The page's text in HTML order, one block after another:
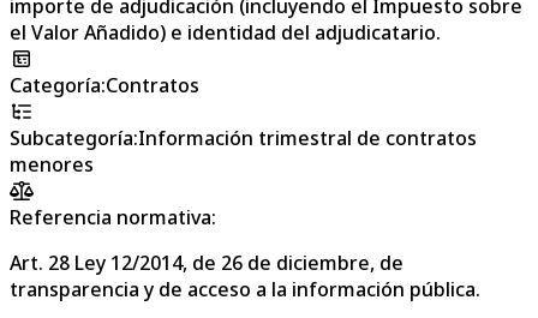
importe de adjudicación (incluyendo el Impuesto sobre
el Valor Añadido) e identidad del adjudicatario.
Categoría:Contratos
Subcategoría:Información trimestral de contratos
menores
Referencia normativa:
Art. 28 Ley 12/2014, de 26 de diciembre, de
transparencia y de acceso a la información pública.